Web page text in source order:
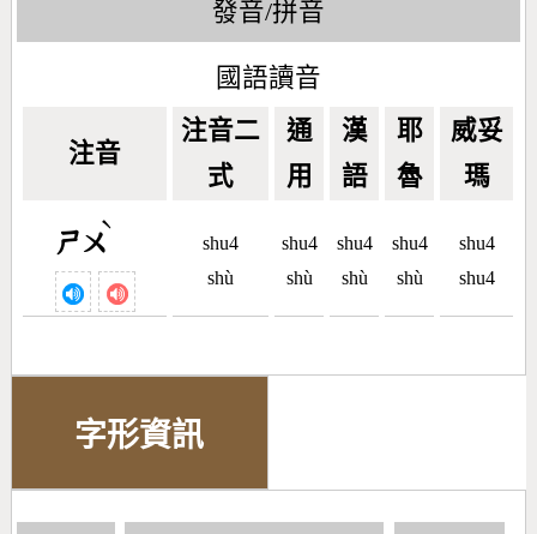
發音/拼音
國語讀音
注音
注音二
式
通
用
漢
語
耶
魯
威妥
瑪
ㄕㄨ
ˋ
shu4
shù
shu4
shù
shu4
shù
shu4
shù
shu4
shu4
字形資訊